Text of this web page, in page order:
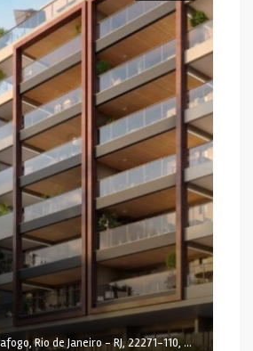
R. Sorocaba - Botafogo, Rio de Janeiro - RJ, 22271-110, Brasil